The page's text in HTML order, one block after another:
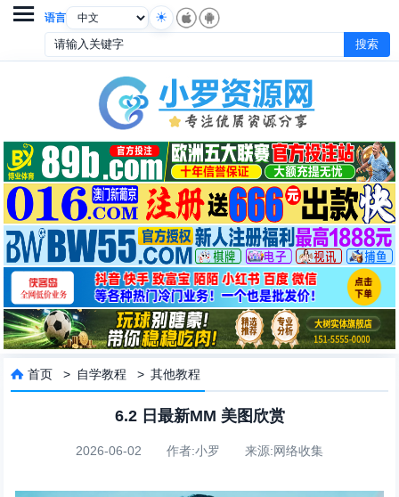
语言

 首页 > 自学教程 >其他教程
6.2 日最新MM 美图欣赏
2026-06-02 作者:小罗 来源:网络收集